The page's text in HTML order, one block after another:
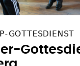
GOTTESDIENST